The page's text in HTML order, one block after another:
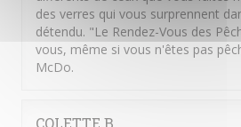
des verres qui vous surprennent
détendu. "Le Rendez-Vous des
vous, même si vous n'êtes pas
McDo.
COLETTE B